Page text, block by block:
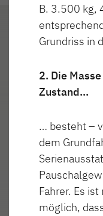
cht
B. 3.500 kg,
Grundriss in
2. Die
Zustand…
… besteht –
dem
Fahrer. Es
möglich,